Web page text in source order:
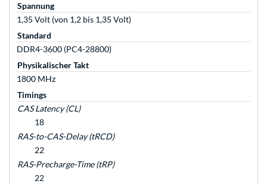
Spannung
1,35 Volt (von 1,2 bis 1,35 Volt)
Standard
DDR4-3600 (PC4-28800)
Physikalischer Takt
1800 MHz
Timings
CAS Latency (CL)
18
RAS-to-CAS-Delay (tRCD)
22
RAS-Precharge-Time (tRP)
22